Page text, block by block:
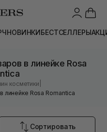
НОВИНКИБЕСТСЕЛЛЕРЫ
в линейке Rosa
косметики
линейке Rosa Romantica
Сортировать